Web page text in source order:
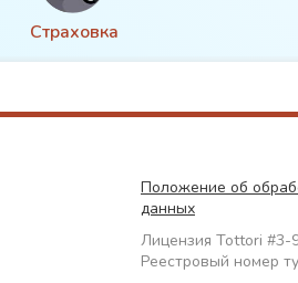
Страховка
Положение об
данных
Лицензия Tottori #3-
Реестровый номер